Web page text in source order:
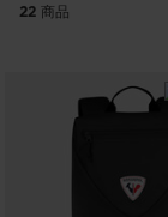
商
22 商品